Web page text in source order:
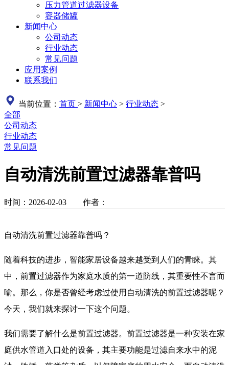
压力管道过滤器设备
容器储罐
新闻中心
公司动态
行业动态
常见问题
应用案例
联系我们
当前位置： 首页 > 新闻中心 > 行业动态 >
全部
公司动态
行业动态
常见问题
自动清洗前置过滤器靠普吗
时间：2026-02-03 作者：
自动清洗前置过滤器靠普吗？
随着科技的进步，智能家居设备越来越受到人们的青睐。其
中，前置过滤器作为家庭水质的第一道防线，其重要性不言而
喻。那么，你是否曾经考虑过使用自动清洗的前置过滤器呢？
今天，我们就来探讨一下这个问题。
我们需要了解什么是前置过滤器。前置过滤器是一种安装在家
庭供水管道入口处的设备，其主要功能是过滤自来水中的泥